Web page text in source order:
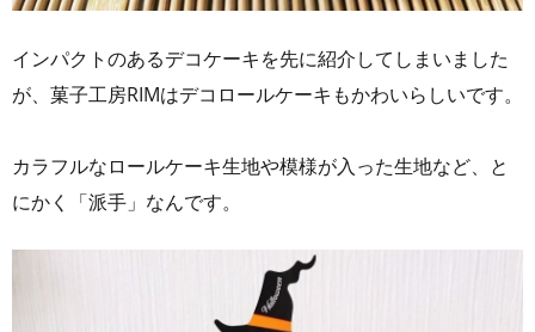
インパクトのあるデコケーキを先に紹介してしまいました
が、菓子工房RIMはデコロールケーキもかわいらしいです。
カラフルなロールケーキ生地や模様が入った生地など、と
にかく「派手」なんです。